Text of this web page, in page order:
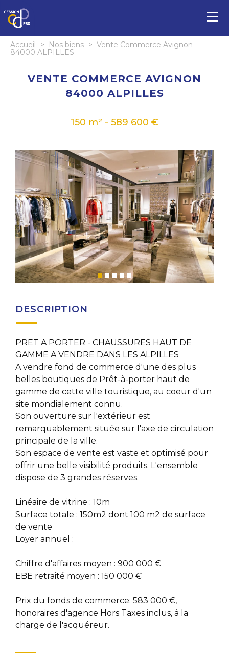
Accueil > Nos biens > Vente Commerce Avignon
84000 ALPILLES
VENTE COMMERCE AVIGNON
84000 ALPILLES
150 m² - 589 600 €
DESCRIPTION
PRET A PORTER - CHAUSSURES HAUT DE
GAMME A VENDRE DANS LES ALPILLES
A vendre fond de commerce d'une des plus
belles boutiques de Prêt-à-porter haut de
gamme de cette ville touristique, au coeur d'un
site mondialement connu.
Son ouverture sur l'extérieur est
remarquablement située sur l'axe de circulation
principale de la ville.
Son espace de vente est vaste et optimisé pour
offrir une belle visibilité produits. L'ensemble
dispose de 3 grandes réserves.
Linéaire de vitrine : 10m
Surface totale : 150m2 dont 100 m2 de surface
de vente
Loyer annuel :
Chiffre d'affaires moyen : 900 000 €
EBE retraité moyen : 150 000 €
Prix du fonds de commerce: 583 000 €,
honoraires d'agence Hors Taxes inclus, à la
charge de l'acquéreur.